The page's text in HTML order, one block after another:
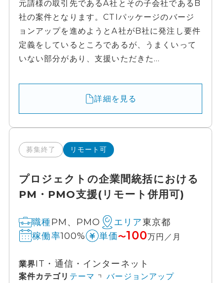
元請様の取引先であるA社とその子会社であるB
社の案件となります。CTIパッケージのバージ
ョンアップを進めようとA社がB社に発注し要件
定義をしているところであるが、うまくいって
いない部分があり、支援いただきた...
詳細を見る
募集終了 リモート可
プロジェクトの企業間統括における
PM・PMO支援(リモート併用可)
職種PM、PMO エリア東京都
稼働率100% 単価〜100万円／月
業界IT・通信・インターネット
案件カテゴリ テーマ バージョンアップ